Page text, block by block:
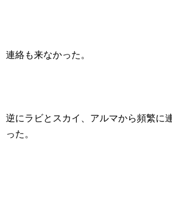
連絡も来なかった。
逆にラビとスカイ、アルマから頻繁に
った。